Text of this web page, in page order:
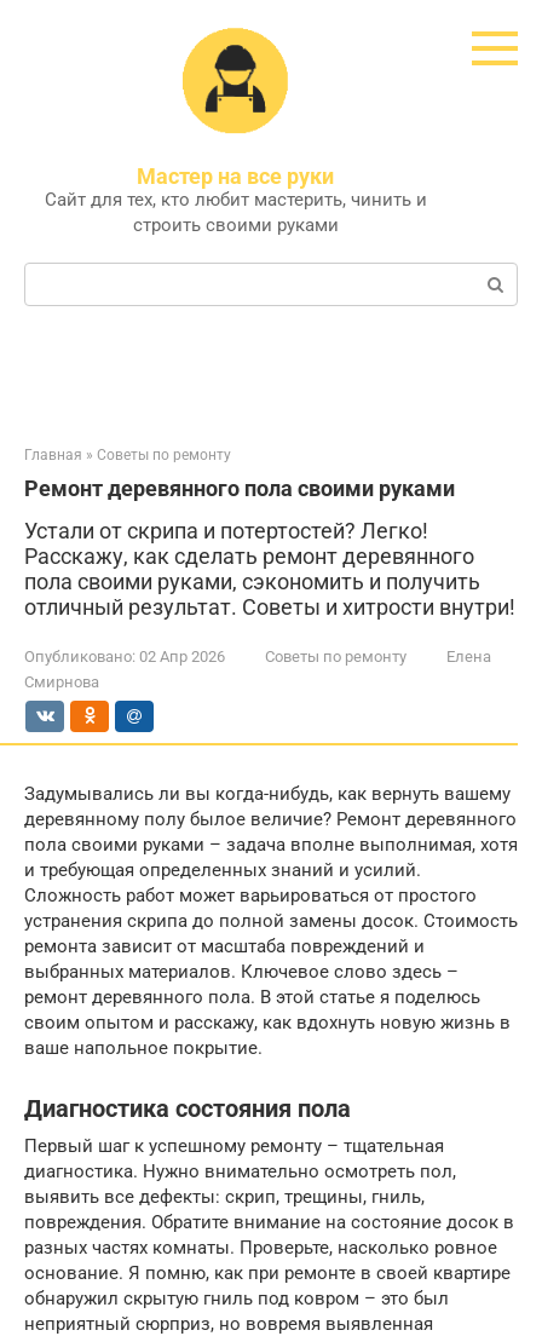
Мастер на все руки
Сайт для тех, кто любит мастерить, чинить и
строить своими руками
Поиск:
Главная » Советы по ремонту
Ремонт деревянного пола своими руками
Устали от скрипа и потертостей? Легко!
Расскажу, как сделать ремонт деревянного
пола своими руками, сэкономить и получить
отличный результат. Советы и хитрости внутри!
Опубликовано: 02 Апр 2026 Советы по ремонту
Елена
Смирнова
Задумывались ли вы когда-нибудь, как вернуть вашему
деревянному полу былое величие? Ремонт деревянного
пола своими руками – задача вполне выполнимая, хотя
и требующая определенных знаний и усилий.
Сложность работ может варьироваться от простого
устранения скрипа до полной замены досок. Стоимость
ремонта зависит от масштаба повреждений и
выбранных материалов. Ключевое слово здесь –
ремонт деревянного пола. В этой статье я поделюсь
своим опытом и расскажу, как вдохнуть новую жизнь в
ваше напольное покрытие.
Диагностика состояния пола
Первый шаг к успешному ремонту – тщательная
диагностика. Нужно внимательно осмотреть пол,
выявить все дефекты: скрип, трещины, гниль,
повреждения. Обратите внимание на состояние досок в
разных частях комнаты. Проверьте, насколько ровное
основание. Я помню, как при ремонте в своей квартире
обнаружил скрытую гниль под ковром – это был
неприятный сюрприз, но вовремя выявленная